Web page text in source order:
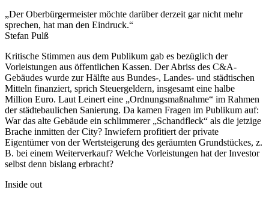
„Der Oberbürgermeister möchte darüber derzeit gar nicht mehr
sprechen, hat man den Eindruck.“
Stefan Pulß
Kritische Stimmen aus dem Publikum gab es bezüglich der
Vorleistungen aus öffentlichen Kassen. Der Abriss des C&A-
Gebäudes wurde zur Hälfte aus Bundes-, Landes- und städtischen
Mitteln finanziert, sprich Steuergeldern, insgesamt eine halbe
Million Euro. Laut Leinert eine „Ordnungsmaßnahme“ im Rahmen
der städtebaulichen Sanierung. Da kamen Fragen im Publikum auf:
War das alte Gebäude ein schlimmerer „Schandfleck“ als die jetzige
Brache inmitten der City? Inwiefern profitiert der private
Eigentümer von der Wertsteigerung des geräumten Grundstückes, z.
B. bei einem Weiterverkauf? Welche Vorleistungen hat der Investor
selbst denn bislang erbracht?
Inside out